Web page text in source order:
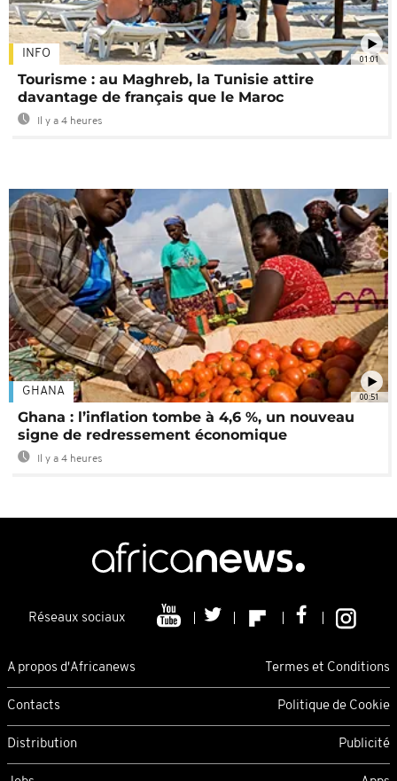
01:01
INFO
Tourisme : au Maghreb, la Tunisie attire
davantage de français que le Maroc
Il y a 4 heures
00:51
GHANA
Ghana : l’inflation tombe à 4,6 %, un nouveau
signe de redressement économique
Il y a 4 heures
Réseaux sociaux
A propos d'Africanews Termes et Conditions
Contacts Politique de Cookie
Distribution Publicité